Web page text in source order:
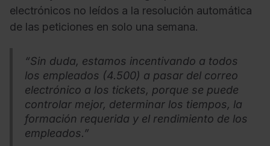
electrónicos no leídos a la resolución automática
de las peticiones en solo una semana.
“Sin duda, estamos incentivando a todos
los empleados (4.500) a pasar del correo
electrónico a los tickets, porque se puede
controlar mejor, determinar los tiempos, la
formación requerida y el rendimiento de los
empleados.”